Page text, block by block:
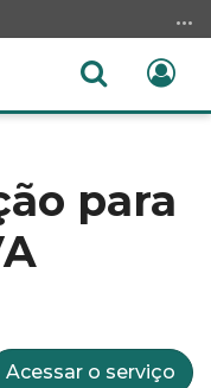
Abrir
para
Acessar o serviço